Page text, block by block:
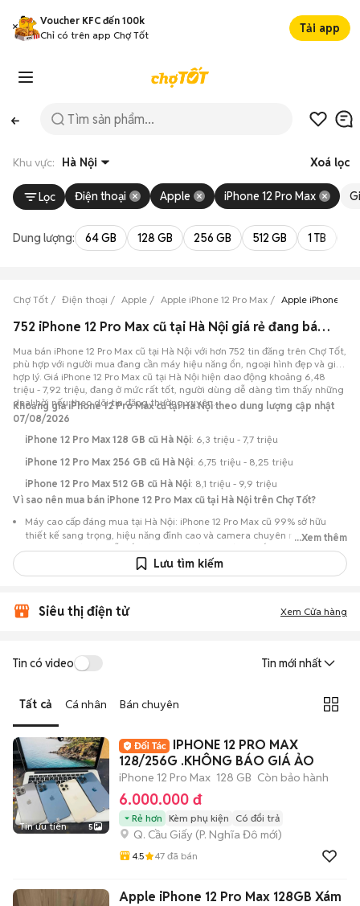
Voucher KFC đến 100k
Chỉ có trên app Chợ Tốt
Tải app
Khu vực: Hà Nội Xoá lọc
Lọc Điện thoại Apple iPhone 12 Pro Max
Dung lượng: 64 GB 128 GB 256 GB 512 GB 1 TB
Chợ Tốt Điện thoại Apple Apple iPhone 12 Pro Max Apple iPhone 12
752 iPhone 12 Pro Max cũ tại Hà Nội giá rẻ đang bán 08/2026
Mua bán iPhone 12 Pro Max cũ tại Hà Nội với hơn 752 tin đăng trên Chợ Tốt,
phù hợp với người mua đang cần máy hiệu năng ổn, ngoại hình đẹp và giá
hợp lý. Giá iPhone 12 Pro Max cũ tại Hà Nội hiện dao động khoảng 6,48
triệu - 7,92 triệu, đang ở mức rất tốt, người dùng dễ dàng tìm thấy những
deal hời nếu theo dõi tin đăng thường xuyên.
Khoảng giá iPhone 12 Pro Max cũ tại Hà Nội theo dung lượng cập nhật
07/08/2026
iPhone 12 Pro Max 128 GB cũ Hà Nội: 6,3 triệu - 7,7 triệu
iPhone 12 Pro Max 256 GB cũ Hà Nội: 6,75 triệu - 8,25 triệu
iPhone 12 Pro Max 512 GB cũ Hà Nội: 8,1 triệu - 9,9 triệu
Vì sao nên mua bán iPhone 12 Pro Max cũ tại Hà Nội trên Chợ Tốt?
Máy cao cấp đáng mua tại Hà Nội: iPhone 12 Pro Max cũ 99% sở hữu
thiết kế sang trọng, hiệu năng đỉnh cao và camera chuyên nghiệp,
nhưng có mức giá dễ tiếp cận hơn so với khi mới ra mắt.
Nguồn lựa chọn phong phú: Hơn 752 tin đăng tại Hà Nội, tập trung
Chủ động kiểm tra máy: Dễ dàng hẹn gặp người bán để kiểm tra ngoại
Mua bán nhanh chóng: Giao dịch trực tiếp tại Hà Nội, ít thủ tục, có thể
chốt nhanh khi cả hai bên đồng ý về mức giá.
...Xem thêm
Lưu tìm kiếm
Siêu thị điện tử Xem Cửa hàng
Tin có video Tin mới nhất
Tất cả Cá nhân Bán chuyên
Tin ưu tiên 5
IPHONE 12 PRO MAX
128/256G .KHÔNG BÁO GIÁ ẢO
iPhone 12 Pro Max 128 GB Còn bảo hành
6.000.000 đ
Rẻ hơn Kèm phụ kiện Có đổi trả
Q. Cầu Giấy (P. Nghĩa Đô mới)
4.5 47 đã bán
Apple iPhone 12 Pro Max 128GB Xám